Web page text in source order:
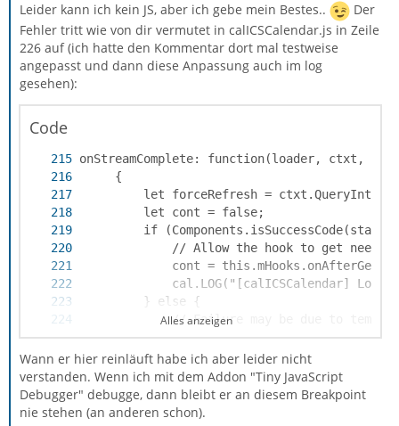
Leider kann ich kein JS, aber ich gebe mein Bestes..
Der
Fehler tritt wie von dir vermutet in calICSCalendar.js in Zeile
226 auf (ich hatte den Kommentar dort mal testweise
angepasst und dann diese Anpassung auch im log
gesehen):
Code
[...]
Alles anzeigen
Wann er hier reinläuft habe ich aber leider nicht
verstanden. Wenn ich mit dem Addon "Tiny JavaScript
Debugger" debugge, dann bleibt er an diesem Breakpoint
nie stehen (an anderen schon).